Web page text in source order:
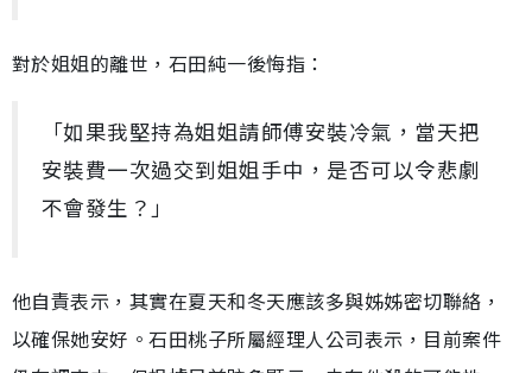
對於姐姐的離世，石田純一後悔指：
「如果我堅持為姐姐請師傅安裝冷氣，當天把
安裝費一次過交到姐姐手中，是否可以令悲劇
不會發生？」
他自責表示，其實在夏天和冬天應該多與姊姊密切聯絡，
以確保她安好。石田桃子所屬經理人公司表示，目前案件